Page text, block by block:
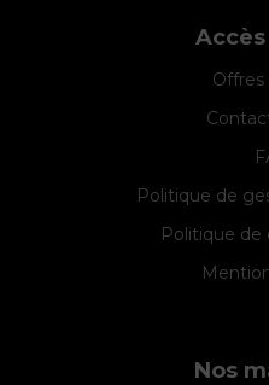
Politique de
Politique de
Nos